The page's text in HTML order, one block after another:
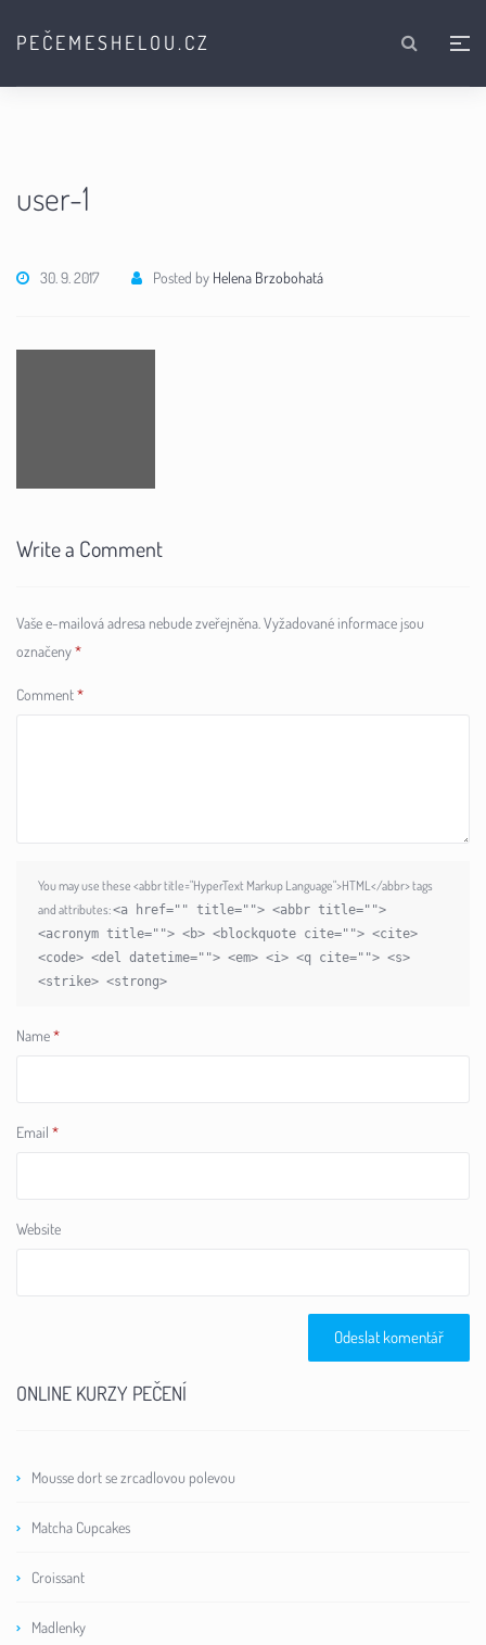
PEČEMESHELOU.CZ
user-1
30. 9. 2017 Posted by Helena Brzobohatá
Write a Comment
Vaše e-mailová adresa nebude zveřejněna. Vyžadované informace jsou
označeny*
Comment*
You may use these <abbr title="HyperText Markup Language">HTML</abbr> tags
and attributes:<a href="" title=""> <abbr title="">
<acronym title=""> <b> <blockquote cite=""> <cite>
<code> <del datetime=""> <em> <i> <q cite=""> <s>
<strike> <strong>
Name*
Email *
Website
ONLINE KURZY PEČENÍ
Mousse dort se zrcadlovou polevou
Matcha Cupcakes
Croissant
Madlenky